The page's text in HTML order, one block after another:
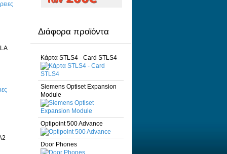
Διάφορα προϊόντα
Κάρτα STLS4 - Card STLS4
Siemens Optiset Expansion
Module
Optipoint 500 Advance
Door Phones